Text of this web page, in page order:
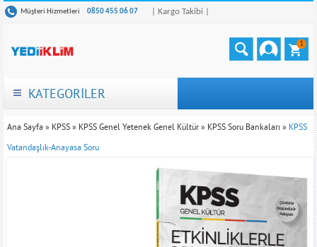
Müşteri Hizmetleri 0850 455 06 07 | Kargo Takibi |
1
KATEGORİLER
Ana Sayfa » KPSS » KPSS Genel Yetenek Genel Kültür » KPSS Soru Bankaları » KPSS
Vatandaşlık-Anayasa Soru